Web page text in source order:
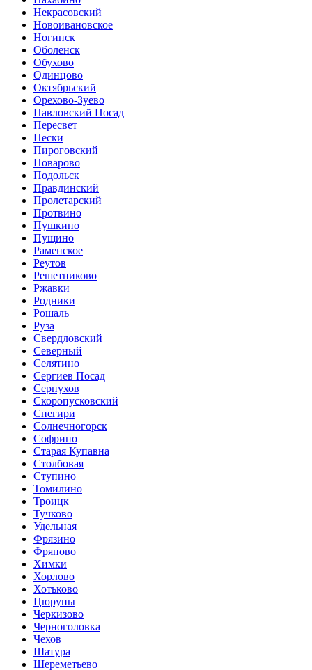
Некрасовский
Новоивановское
Ногинск
Оболенск
Обухово
Одинцово
Октябрьский
Орехово-Зуево
Павловский Посад
Пересвет
Пески
Пироговский
Поварово
Подольск
Правдинский
Пролетарский
Протвино
Пушкино
Пущино
Раменское
Реутов
Решетниково
Ржавки
Родники
Рошаль
Руза
Свердловский
Северный
Селятино
Сергиев Посад
Серпухов
Скоропусковский
Снегири
Солнечногорск
Софрино
Старая Купавна
Столбовая
Ступино
Томилино
Троицк
Тучково
Удельная
Фрязино
Фряново
Химки
Хорлово
Хотьково
Цюрупы
Черкизово
Черноголовка
Чехов
Шатура
Шереметьево